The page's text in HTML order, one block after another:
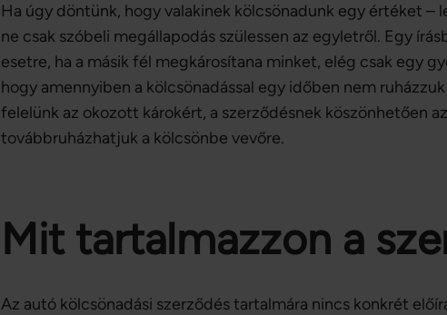
Ha úgy döntünk, hogy valakinek kölcsönadunk egy értéket
ne csak szóbeli megállapodás szülessen az egyletről. Egy
esetre, ha a másik fél megkárosítana minket, elég csak egy
hogy amennyiben a kölcsönadással egy időben nem
felelünk az okozott károkért, a szerződésnek köszönhetően
továbbruházhatjuk a kölcsönbe vevőre.
Mit tartalmazzon a
Az autó kölcsönadási szerződés tartalmára nincs konkrét